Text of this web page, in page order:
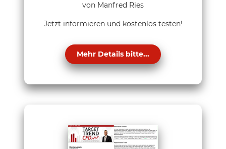
von Manfred Ries
Jetzt informieren und kostenlos testen!
Mehr Details bitte...